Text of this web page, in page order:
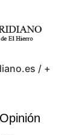
/ +
Opinión